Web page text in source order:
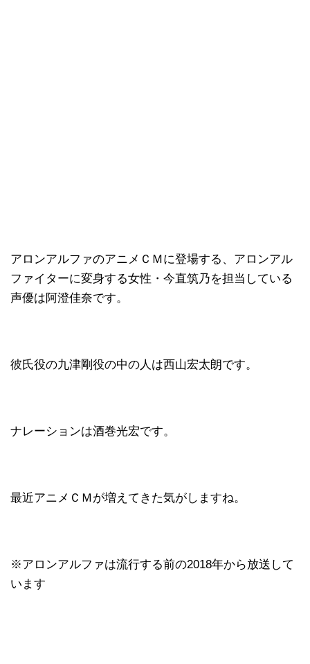
アロンアルファのアニメＣＭに登場する、アロンアル
ファイターに変身する女性・今直筑乃を担当している
声優は阿澄佳奈です。
彼氏役の九津剛役の中の人は西山宏太朗です。
ナレーションは酒巻光宏です。
最近アニメＣＭが増えてきた気がしますね。
※アロンアルファは流行する前の2018年から放送して
います